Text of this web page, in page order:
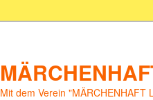
Mit dem Verein